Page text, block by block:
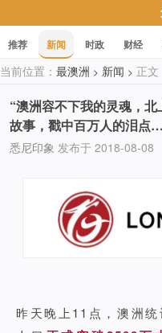
推荐 新闻 时政 财经
科技
职场 美食 文化
当前位置： 最澳洲 > 新闻 > 正文
“澳洲容不下我的灵魂，
故事，戳中百万人的泪点…
悉尼印象 发布于 2018-08-08
昨天晚上11点，澳洲